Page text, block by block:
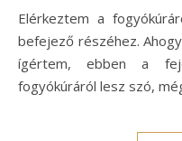
Elérkeztem a fogyókúráról szóló cikk harmadik, egyben
befejező részéhez.
ígértem, ebben a
fogyókúráról lesz szó,